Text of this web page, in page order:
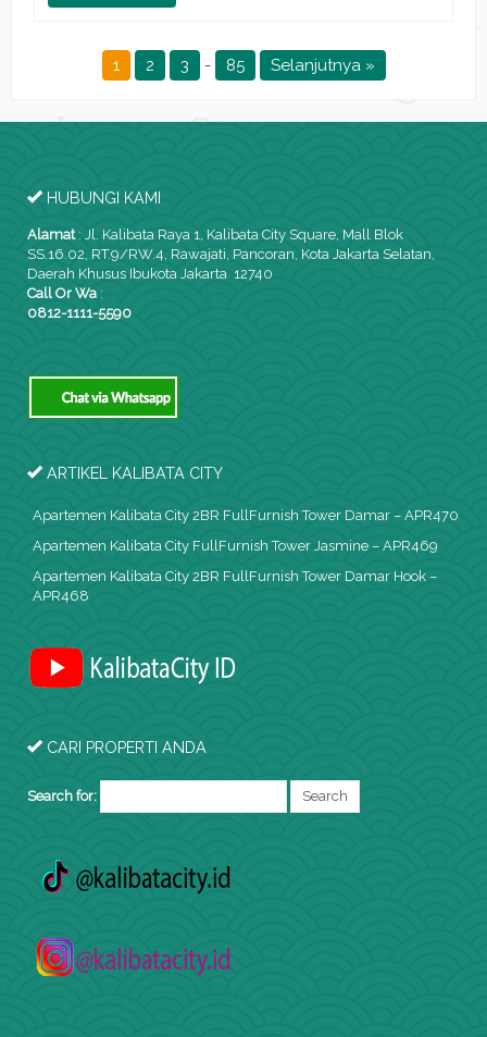
1 2 3 - 85 Selanjutnya »
HUBUNGI KAMI
Alamat: Jl. Kalibata Raya 1, Kalibata City Square, Mall Blok
SS.16.02, RT.9/RW.4, Rawajati, Pancoran, Kota Jakarta Selatan,
Daerah Khusus Ibukota Jakarta 12740
Call Or Wa :
0812-1111-5590
ARTIKEL KALIBATA CITY
Apartemen Kalibata City 2BR FullFurnish Tower Damar – APR470
Apartemen Kalibata City FullFurnish Tower Jasmine – APR469
Apartemen Kalibata City 2BR FullFurnish Tower Damar Hook –
APR468
CARI PROPERTI ANDA
Search for: